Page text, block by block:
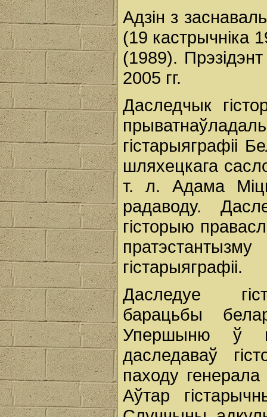
Адзін з
(19 кастрычніка
(1989).
2005 гг.
Даследчык
гістарыяграфіі
шляхецкага
т. л. Адама
радаводу.
гісторыю
гістарыяграфіі.
Даследуе
барацьбы
Упершыню ў
даследаваў
паходу
Аўтар